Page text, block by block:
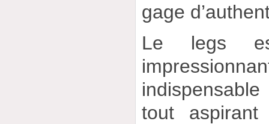
gage
Le legs
tout